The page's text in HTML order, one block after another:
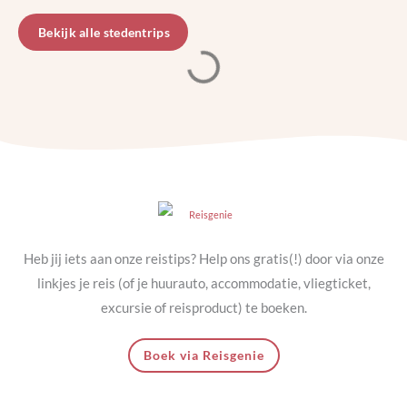
Bekijk alle stedentrips
Heb jij iets aan onze reistips? Help ons gratis(!) door via onze
linkjes je reis (of je huurauto, accommodatie, vliegticket,
excursie of reisproduct) te boeken.
Boek via Reisgenie